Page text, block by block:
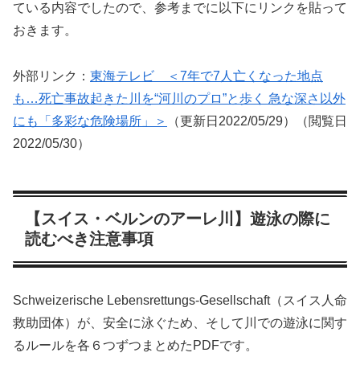
ている内容でしたので、参考までに以下にリンクを貼って
おきます。
外部リンク： 東海テレビ ＜7年で7人亡くなった地点
も…死亡事故起きた川を“河川のプロ”と歩く 急な深さ以外
にも「多彩な危険場所」＞
（更新日2022/05/29）（閲覧日
2022/05/30）
【スイス・ベルンのアーレ川】遊泳の際に
読むべき注意事項
Schweizerische Lebensrettungs-Gesellschaft（スイス人命
救助団体）が、安全に泳ぐため、そして川での遊泳に関す
るルールを各６つずつまとめたPDFです。